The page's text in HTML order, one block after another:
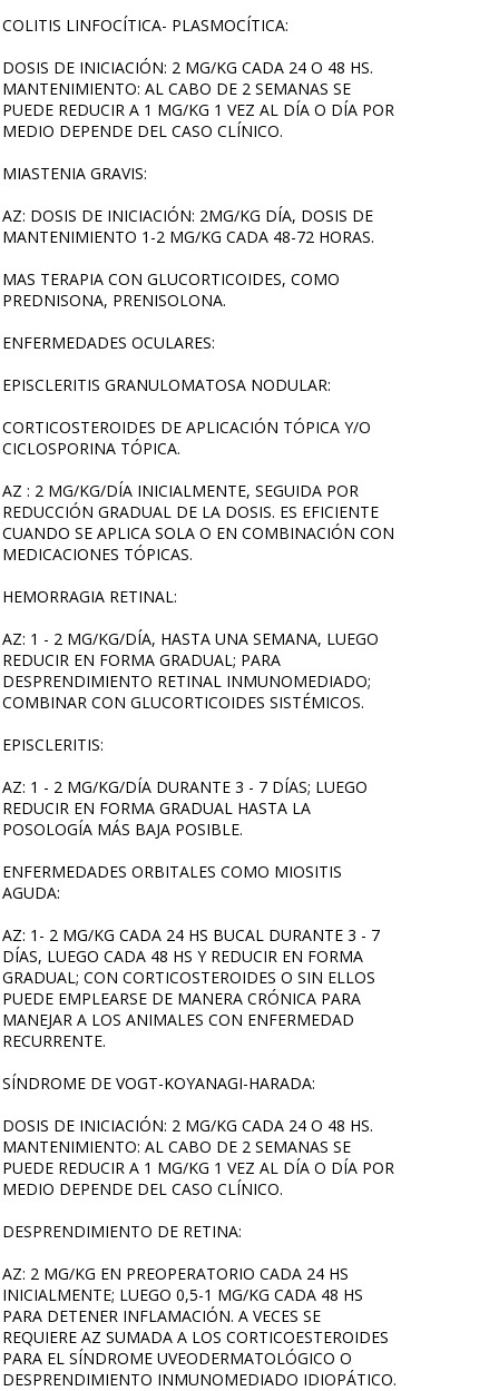
COLITIS LINFOCÍTICA- PLASMOCÍTICA:
DOSIS DE INICIACIÓN: 2 MG/KG CADA 24 O 48 HS.
MANTENIMIENTO: AL CABO DE 2 SEMANAS SE
PUEDE REDUCIR A 1 MG/KG 1 VEZ AL DÍA O DÍA POR
MEDIO DEPENDE DEL CASO CLÍNICO.
MIASTENIA GRAVIS:
AZ: DOSIS DE INICIACIÓN: 2MG/KG DÍA, DOSIS DE
MANTENIMIENTO 1-2 MG/KG CADA 48-72 HORAS.
MAS TERAPIA CON GLUCORTICOIDES, COMO
PREDNISONA, PRENISOLONA.
ENFERMEDADES OCULARES:
EPISCLERITIS GRANULOMATOSA NODULAR:
CORTICOSTEROIDES DE APLICACIÓN TÓPICA Y/O
CICLOSPORINA TÓPICA.
AZ : 2 MG/KG/DÍA INICIALMENTE, SEGUIDA POR
REDUCCIÓN GRADUAL DE LA DOSIS. ES EFICIENTE
CUANDO SE APLICA SOLA O EN COMBINACIÓN CON
MEDICACIONES TÓPICAS.
HEMORRAGIA RETINAL:
AZ: 1 - 2 MG/KG/DÍA, HASTA UNA SEMANA, LUEGO
REDUCIR EN FORMA GRADUAL; PARA
DESPRENDIMIENTO RETINAL INMUNOMEDIADO;
COMBINAR CON GLUCORTICOIDES SISTÉMICOS.
EPISCLERITIS:
AZ: 1 - 2 MG/KG/DÍA DURANTE 3 - 7 DÍAS; LUEGO
REDUCIR EN FORMA GRADUAL HASTA LA
POSOLOGÍA MÁS BAJA POSIBLE.
ENFERMEDADES ORBITALES COMO MIOSITIS
AGUDA:
AZ: 1- 2 MG/KG CADA 24 HS BUCAL DURANTE 3 - 7
DÍAS, LUEGO CADA 48 HS Y REDUCIR EN FORMA
GRADUAL; CON CORTICOSTEROIDES O SIN ELLOS
PUEDE EMPLEARSE DE MANERA CRÓNICA PARA
MANEJAR A LOS ANIMALES CON ENFERMEDAD
RECURRENTE.
SÍNDROME DE VOGT-KOYANAGI-HARADA:
DOSIS DE INICIACIÓN: 2 MG/KG CADA 24 O 48 HS.
MANTENIMIENTO: AL CABO DE 2 SEMANAS SE
PUEDE REDUCIR A 1 MG/KG 1 VEZ AL DÍA O DÍA POR
MEDIO DEPENDE DEL CASO CLÍNICO.
DESPRENDIMIENTO DE RETINA:
AZ: 2 MG/KG EN PREOPERATORIO CADA 24 HS
INICIALMENTE; LUEGO 0,5-1 MG/KG CADA 48 HS
PARA DETENER INFLAMACIÓN. A VECES SE
REQUIERE AZ SUMADA A LOS CORTICOESTEROIDES
PARA EL SÍNDROME UVEODERMATOLÓGICO O
DESPRENDIMIENTO INMUNOMEDIADO IDIOPÁTICO.